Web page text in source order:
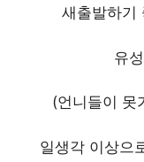
새출발하기
유
(언니들이 못
일생각 이상으